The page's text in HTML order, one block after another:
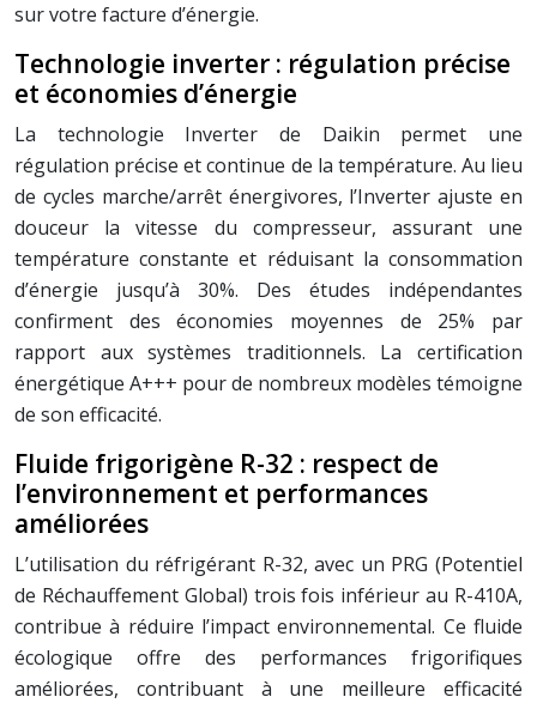
sur votre facture d’énergie.
Technologie inverter : régulation précise
et économies d’énergie
La technologie Inverter de Daikin permet une
régulation précise et continue de la température. Au lieu
de cycles marche/arrêt énergivores, l’Inverter ajuste en
douceur la vitesse du compresseur, assurant une
température constante et réduisant la consommation
d’énergie jusqu’à 30%. Des études indépendantes
confirment des économies moyennes de 25% par
rapport aux systèmes traditionnels. La certification
énergétique A+++ pour de nombreux modèles témoigne
de son efficacité.
Fluide frigorigène R-32 : respect de
l’environnement et performances
améliorées
L’utilisation du réfrigérant R-32, avec un PRG (Potentiel
de Réchauffement Global) trois fois inférieur au R-410A,
contribue à réduire l’impact environnemental. Ce fluide
écologique offre des performances frigorifiques
améliorées, contribuant à une meilleure efficacité